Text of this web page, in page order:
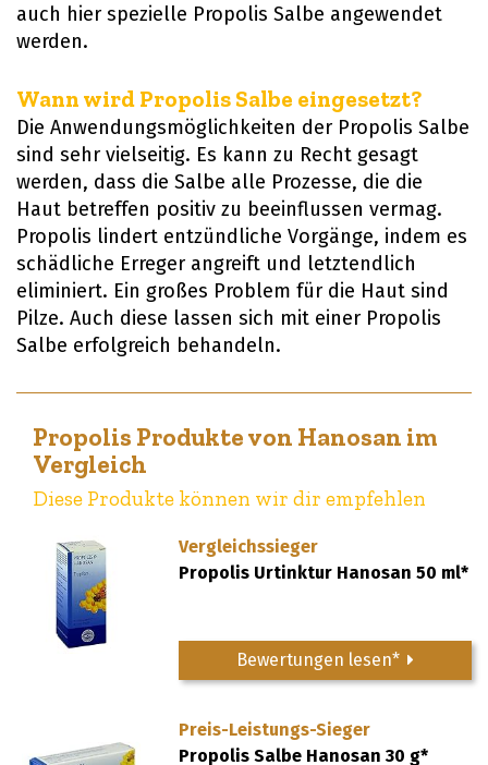
auch hier spezielle Propolis Salbe angewendet
werden.
Wann wird Propolis Salbe eingesetzt?
Die Anwendungsmöglichkeiten der Propolis Salbe
sind sehr vielseitig. Es kann zu Recht gesagt
werden, dass die Salbe alle Prozesse, die die
Haut betreffen positiv zu beeinflussen vermag.
Propolis lindert entzündliche Vorgänge, indem es
schädliche Erreger angreift und letztendlich
eliminiert. Ein großes Problem für die Haut sind
Pilze. Auch diese lassen sich mit einer Propolis
Salbe erfolgreich behandeln.
Propolis Produkte von Hanosan im
Vergleich
Diese Produkte können wir dir empfehlen
Vergleichssieger
Propolis Urtinktur Hanosan 50 ml*
Bewertungen lesen*
Preis-Leistungs-Sieger
Propolis Salbe Hanosan 30 g*